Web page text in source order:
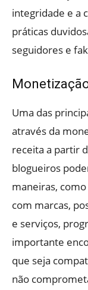
integridade e a
práticas
seguidores e
Uma das
através da
receita a partir
blogueiros
maneiras,
com marcas,
e serviços,
importante
que seja
não